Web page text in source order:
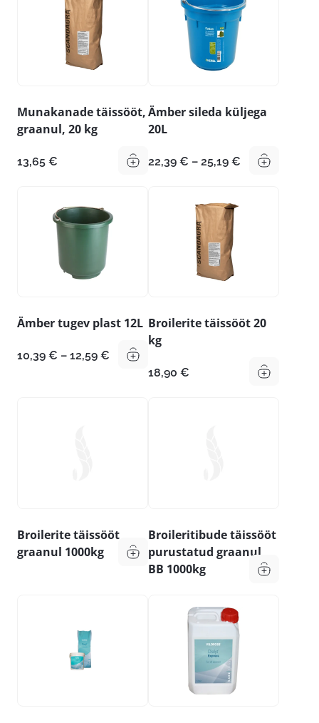
Munakanade täissööt,
graanul, 20 kg
13,65 €
Ämber sileda küljega
20L
22,39 € – 25,19 €
Ämber tugev plast 12L
10,39 € – 12,59 € Hinnavahemik:
10,39 €
Broilerite täissööt 20
kg
18,90 €
Broilerite täissööt
graanul 1000kg
Broileritibude täissööt
purustatud graanul
BB 1000kg